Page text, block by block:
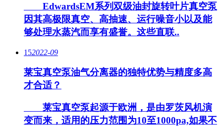
EdwardsEM系列双级油封旋转叶片真空泵
因其高极限真空、高抽速、运行噪音小以及能
够处理水蒸汽而享有盛誉。这些直联..
152022-09
莱宝真空泵油气分离器的独特优势与精度多高
才合适？
莱宝真空泵起源于欧洲，是由罗茨风机演
变而来，适用的压力范围为10至1000pa,如果不